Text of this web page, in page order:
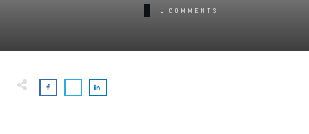
0 COMMENTS